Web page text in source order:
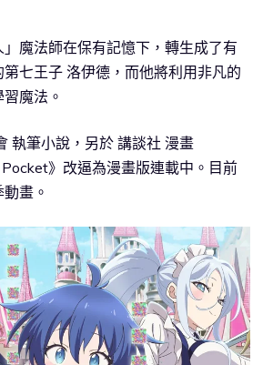
魔法師在保有記憶下，轉生成了有
七王子 洛伊德，而他將利用非凡的
魔法。
執筆小說，另於 講談社 漫畫
》改逼為漫畫版連載中。目前
畫。